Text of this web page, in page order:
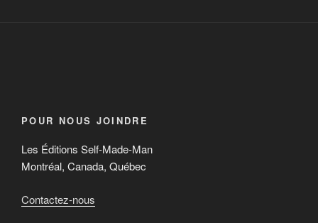
POUR NOUS JOINDRE
Les Éditions Self-Made-Man
Montréal, Canada, Québec
Contactez-nous